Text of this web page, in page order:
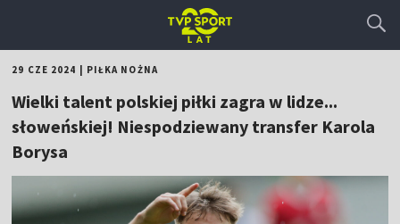
29 CZE 2024 PIŁKA NOŻNA
Wielki talent polskiej piłki zagra w lidze...
słoweńskiej! Niespodziewany transfer Karola
Borysa